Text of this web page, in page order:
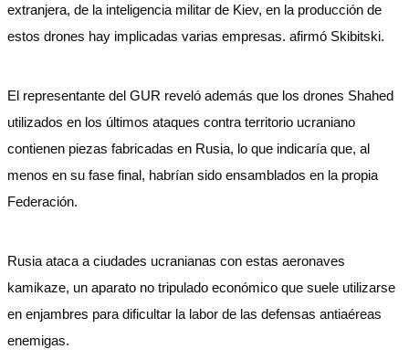
extranjera, de la inteligencia militar de Kiev, en la producción de
estos drones hay implicadas varias empresas. afirmó Skibitski.
El representante del GUR reveló además que los drones Shahed
utilizados en los últimos ataques contra territorio ucraniano
contienen piezas fabricadas en Rusia, lo que indicaría que, al
menos en su fase final, habrían sido ensamblados en la propia
Federación.
Rusia ataca a ciudades ucranianas con estas aeronaves
kamikaze, un aparato no tripulado económico que suele utilizarse
en enjambres para dificultar la labor de las defensas antiaéreas
enemigas.